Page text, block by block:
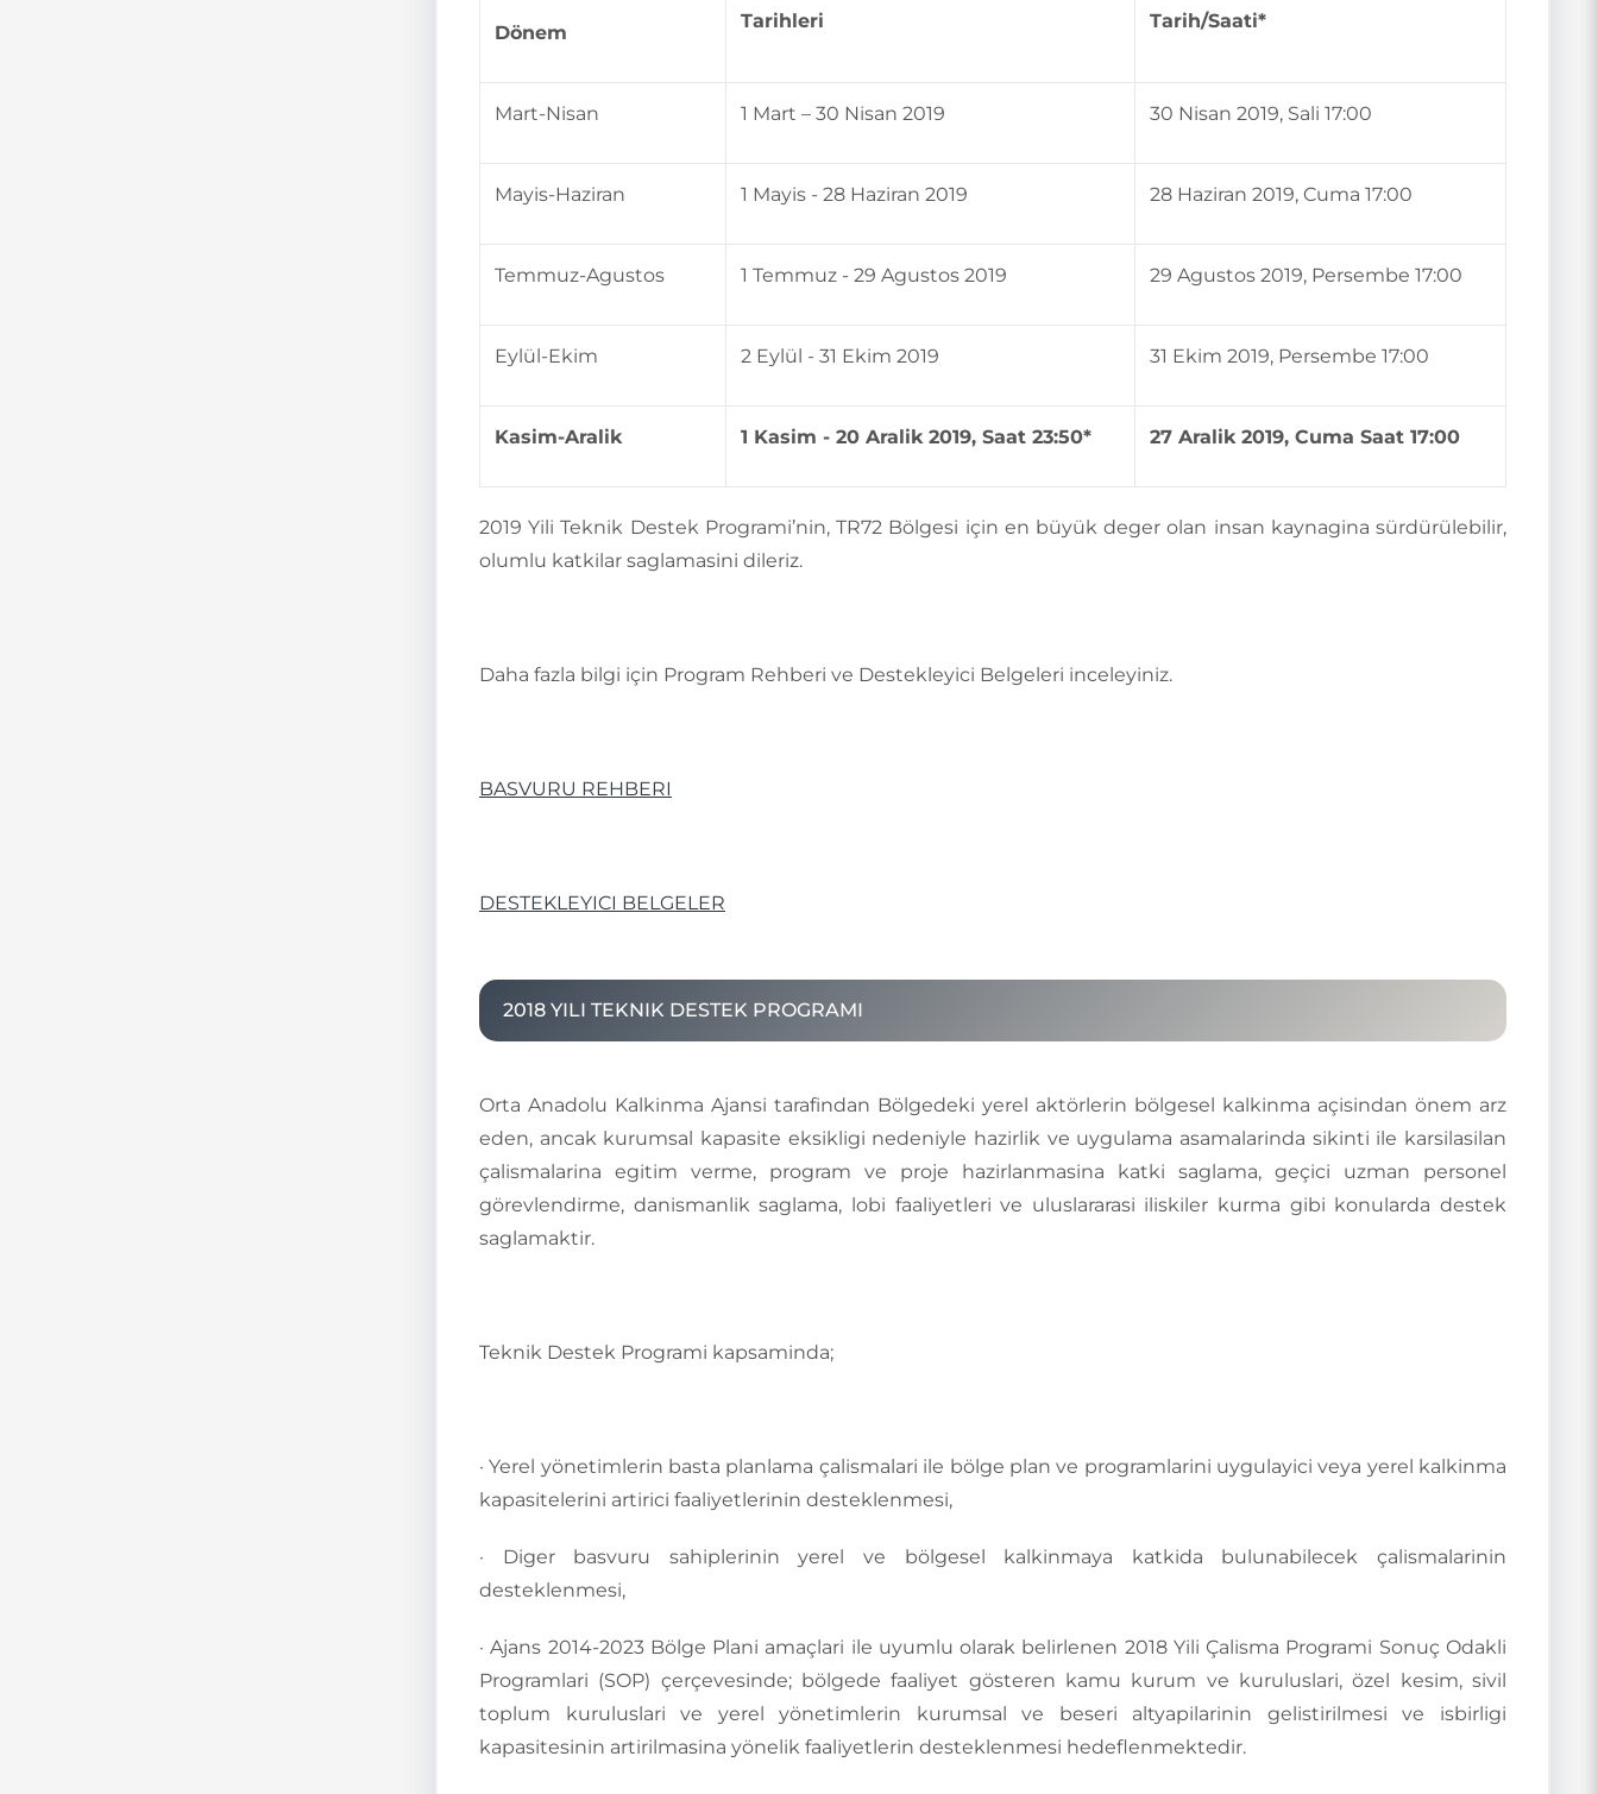
Dönem
Tarihleri
Tarih/Saati*
Mart-Nisan 1 Mart – 30 Nisan 2019 30 Nisan 2019, Sali 17:00
Mayis-Haziran 1 Mayis - 28 Haziran 2019 28 Haziran 2019, Cuma 17:00
Temmuz-Agustos 1 Temmuz - 29 Agustos 2019 29 Agustos 2019, Persembe 17:00
Eylül-Ekim 2 Eylül - 31 Ekim 2019 31 Ekim 2019, Persembe 17:00
Kasim-Aralik 1 Kasim - 20 Aralik 2019, Saat 23:50* 27 Aralik 2019, Cuma Saat 17:00
2019 Yili Teknik Destek Programi’nin, TR72 Bölgesi için en büyük deger olan insan kaynagina sürdürülebilir,
olumlu katkilar saglamasini dileriz.
Daha fazla bilgi için Program Rehberi ve Destekleyici Belgeleri inceleyiniz.
BASVURU REHBERI
DESTEKLEYICI BELGELER
2018 YILI TEKNIK DESTEK PROGRAMI
Orta Anadolu Kalkinma Ajansi tarafindan Bölgedeki yerel aktörlerin bölgesel kalkinma açisindan önem arz
eden, ancak kurumsal kapasite eksikligi nedeniyle hazirlik ve uygulama asamalarinda sikinti ile karsilasilan
çalismalarina egitim verme, program ve proje hazirlanmasina katki saglama, geçici uzman personel
görevlendirme, danismanlik saglama, lobi faaliyetleri ve uluslararasi iliskiler kurma gibi konularda destek
saglamaktir.
Teknik Destek Programi kapsaminda;
· Yerel yönetimlerin basta planlama çalismalari ile bölge plan ve programlarini uygulayici veya yerel kalkinma
kapasitelerini artirici faaliyetlerinin desteklenmesi,
·
Diger basvuru sahiplerinin yerel ve bölgesel kalkinmaya katkida bulunabilecek çalismalarinin
desteklenmesi,
· Ajans 2014-2023 Bölge Plani amaçlari ile uyumlu olarak belirlenen 2018 Yili Çalisma Programi Sonuç Odakli
Programlari (SOP) çerçevesinde; bölgede faaliyet gösteren kamu kurum ve kuruluslari, özel kesim, sivil
toplum kuruluslari ve yerel yönetimlerin kurumsal ve beseri altyapilarinin gelistirilmesi ve isbirligi
kapasitesinin artirilmasina yönelik faaliyetlerin desteklenmesi hedeflenmektedir.